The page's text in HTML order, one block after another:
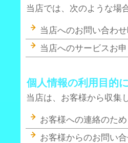
当店では、次のような場
当店へのお問い合わ
当店へのサービスお
個人情報の利用目的
当店は、お客様から収集
お客様への連絡のため
お客様からのお問い